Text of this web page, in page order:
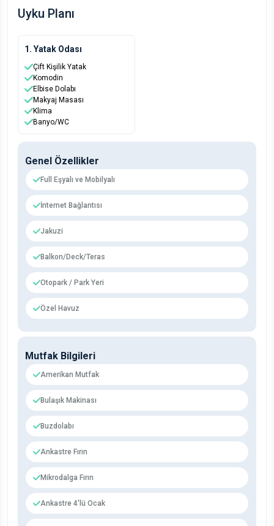
Uyku Planı
1. Yatak Odası
Çift Kişilik Yatak
Komodin
Elbise Dolabı
Makyaj Masası
Klima
Banyo/WC
Genel Özellikler
Full Eşyalı ve Mobilyalı
İnternet Bağlantısı
Jakuzi
Balkon/Deck/Teras
Otopark / Park Yeri
Özel Havuz
Mutfak Bilgileri
Amerikan Mutfak
Bulaşık Makinası
Buzdolabı
Ankastre Fırın
Mikrodalga Fırın
Ankastre 4'lü Ocak